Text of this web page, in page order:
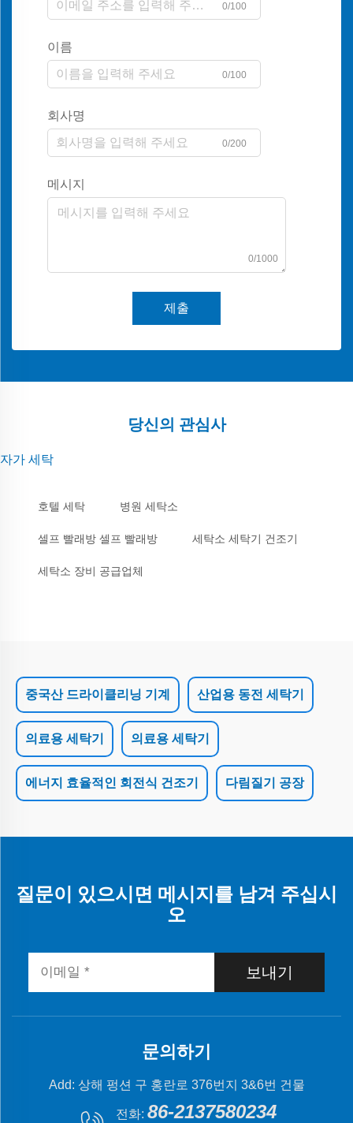
0/100
이름
0/100
회사명
0/200
메시지
0/1000
제출
당신의 관심사
자가 세탁
호텔 세탁 병원 세탁소
셀프 빨래방 셀프 빨래방 세탁소 세탁기 건조기
세탁소 장비 공급업체
중국산 드라이클리닝 기계 산업용 동전 세탁기
의료용 세탁기 의료용 세탁기
에너지 효율적인 회전식 건조기 다림질기 공장
질문이 있으시면 메시지를 남겨 주십시
오
보내기
문의하기
Add: 상해 펑션 구 홍란로 376번지 3&6번 건물
전화: 86-2137580234